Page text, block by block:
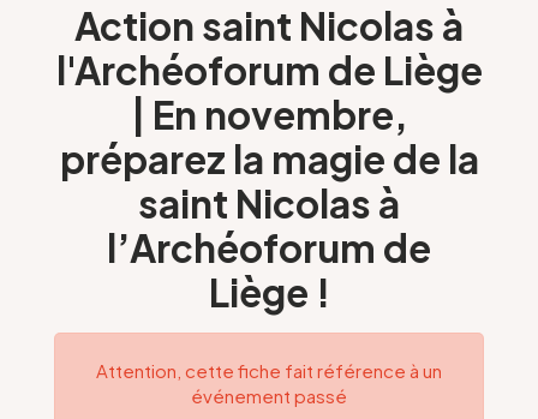
Préparer mon séjour
Nos suggestions
Pays de Liège
Groupes et voyagistes
Action saint Nicolas à
l'Archéoforum de Liège
| En novembre,
préparez la magie de la
saint Nicolas à
l’Archéoforum de
Liège !
Attention, cette fiche fait référence à un
événement passé